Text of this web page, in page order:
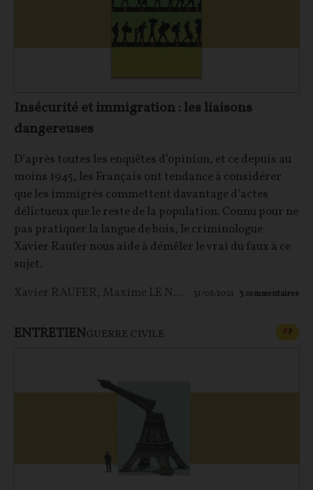
Insécurité et immigration : les liaisons
dangereuses
D’après toutes les enquêtes d’opinion, et ce depuis au
moins 1945, les Français ont tendance à considérer
que les immigrés commettent davantage d’actes
délictueux que le reste de la population. Connu pour ne
pas pratiquer la langue de bois, le criminologue
Xavier Raufer nous aide à démêler le vrai du faux à ce
sujet.
Xavier RAUFER, Maxime LE NAGARD 31/08/2021 3 commentaires
ENTRETIENGUERRE CIVILE FP